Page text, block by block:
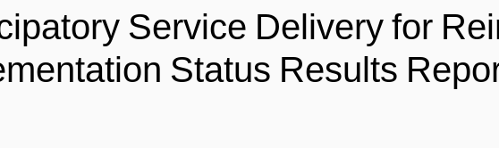
Service Delivery for
Status Results